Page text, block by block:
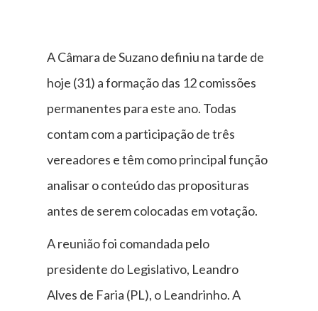
A Câmara de Suzano definiu na tarde de
hoje (31) a formação das 12 comissões
permanentes para este ano. Todas
contam com a participação de três
vereadores e têm como principal função
analisar o conteúdo das proposituras
antes de serem colocadas em votação.
A reunião foi comandada pelo
presidente do Legislativo, Leandro
Alves de Faria (PL), o Leandrinho. A